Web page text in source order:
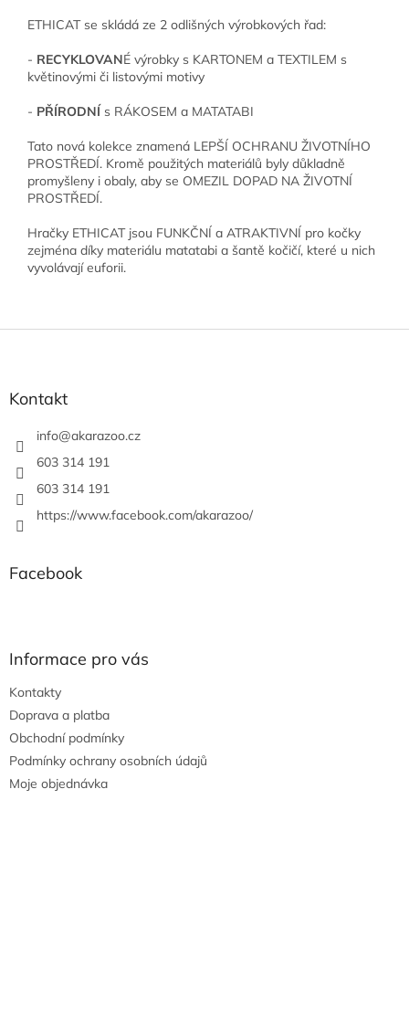
ETHICAT se skládá ze 2 odlišných výrobkových řad:
- RECYKLOVANÉ výrobky s KARTONEM a TEXTILEM s
květinovými či listovými motivy
- PŘÍRODNÍ s RÁKOSEM a MATATABI
Tato nová kolekce znamená LEPŠÍ OCHRANU ŽIVOTNÍHO
PROSTŘEDÍ. Kromě použitých materiálů byly důkladně
promyšleny i obaly, aby se OMEZIL DOPAD NA ŽIVOTNÍ
PROSTŘEDÍ.
Hračky ETHICAT jsou FUNKČNÍ a ATRAKTIVNÍ pro kočky
zejména díky materiálu matatabi a šantě kočičí, které u nich
vyvolávají euforii.
Kontakt
info@akarazoo.cz
603 314 191
603 314 191
https://www.facebook.com/akarazoo/
Facebook
Informace pro vás
Kontakty
Doprava a platba
Obchodní podmínky
Podmínky ochrany osobních údajů
Moje objednávka